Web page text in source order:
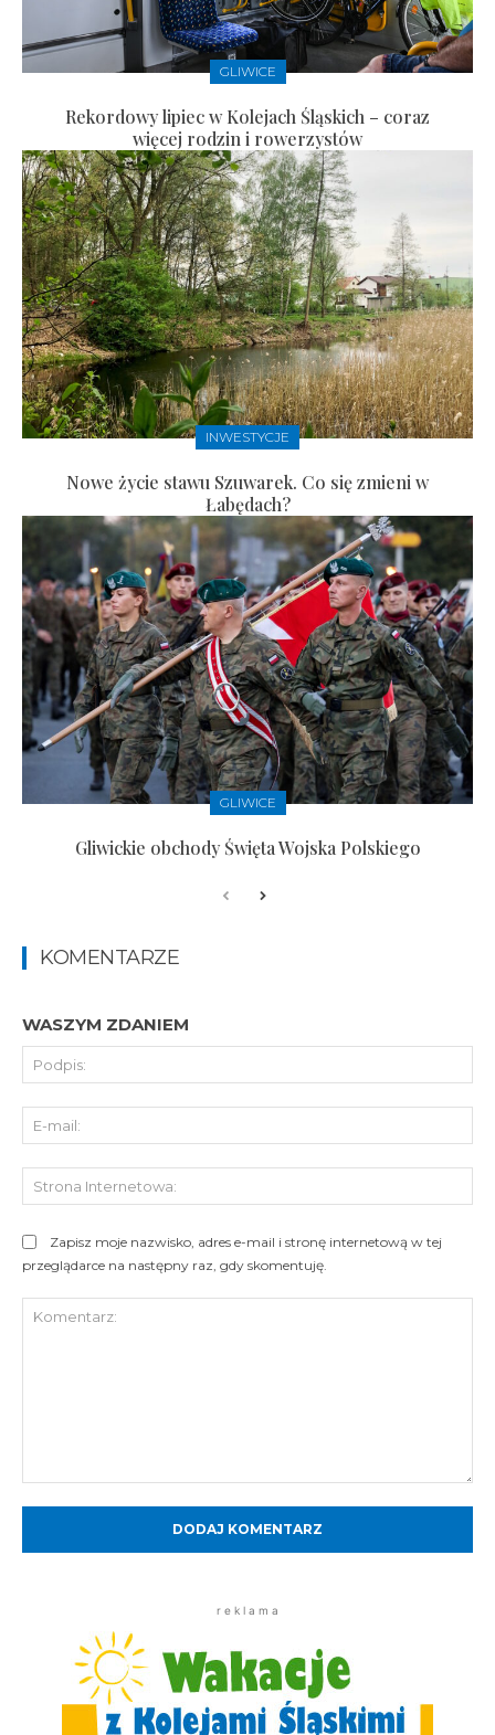
GLIWICE
Rekordowy lipiec w Kolejach Śląskich – coraz
więcej rodzin i rowerzystów
INWESTYCJE
Nowe życie stawu Szuwarek. Co się zmieni w
Łabędach?
GLIWICE
Gliwickie obchody Święta Wojska Polskiego
KOMENTARZE
WASZYM ZDANIEM
Zapisz moje nazwisko, adres e-mail i stronę internetową w tej
przeglądarce na następny raz, gdy skomentuję.
r e k l a m a